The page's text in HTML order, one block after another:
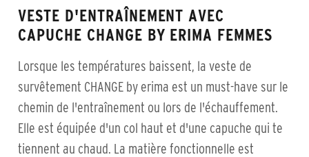
VESTE D'ENTRAÎNEMENT AVEC
CAPUCHE CHANGE BY ERIMA FEMMES
Lorsque les températures baissent, la veste de
survêtement CHANGE by erima est un must-have sur le
chemin de l'entraînement ou lors de l'échauffement.
Elle est équipée d'un col haut et d'une capuche qui te
tiennent au chaud. La matière fonctionnelle est